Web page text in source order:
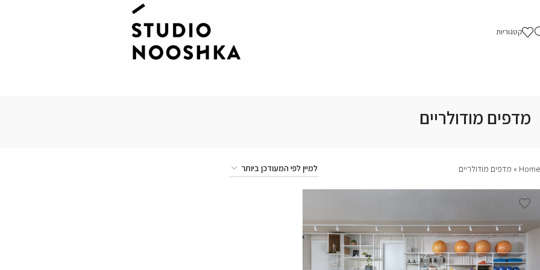
קטגוריות
מדפים מודולריים
Home
» מדפים מודולריים